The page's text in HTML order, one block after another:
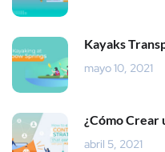
Kayaks
mayo 10, 2021
¿Cómo Crear
abril 5, 2021